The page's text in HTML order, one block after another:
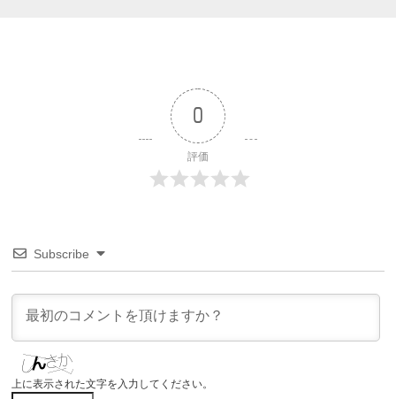
0
評価
Subscribe
上に表示された文字を入力してください。